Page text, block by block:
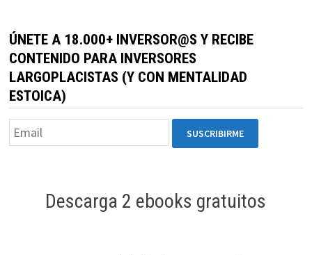
ÚNETE A 18.000+ INVERSOR@S Y RECIBE
CONTENIDO PARA INVERSORES
LARGOPLACISTAS (Y CON MENTALIDAD
ESTOICA)
Descarga 2 ebooks gratuitos
desaparecerán
de la web.
Marketing
Al compartir tus
intereses y
aumentas la